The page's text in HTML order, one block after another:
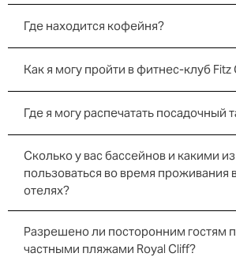
Где находится кофейня?
Как я могу пройти в фитнес-клуб Fitz
Где я могу распечатать посадочный
Сколько у вас бассейнов и какими
пользоваться во время проживания
отелях?
Разрешено ли посторонним гостям
частными пляжами Royal Cliff?